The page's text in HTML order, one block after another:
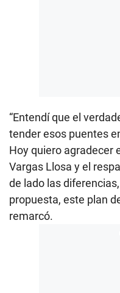
“Entendí que el
tender esos puentes
Hoy quiero agradecer
Vargas Llosa y el
de lado las
propuesta, este plan
remarcó.